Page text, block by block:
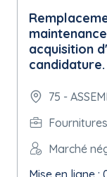
acquisition
candidature.
75 -
Fournitures
Marché
Mise en ligne